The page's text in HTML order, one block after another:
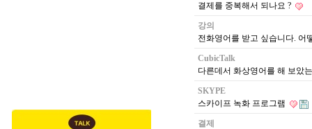
결제를 중복해서 되나요 ?
강의
전화영어를 받고 싶습니다. 어
CubicTalk
다른데서 화상영어를 해 보았
SKYPE
스카이프 녹화 프로그램
결제